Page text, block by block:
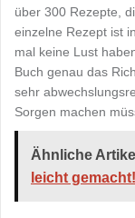
über 300 Rezepte,
einzelne Rezept ist
mal keine Lust
Buch genau das
sehr
Sorgen machen
Ähnliche Artikel
leicht gemacht!